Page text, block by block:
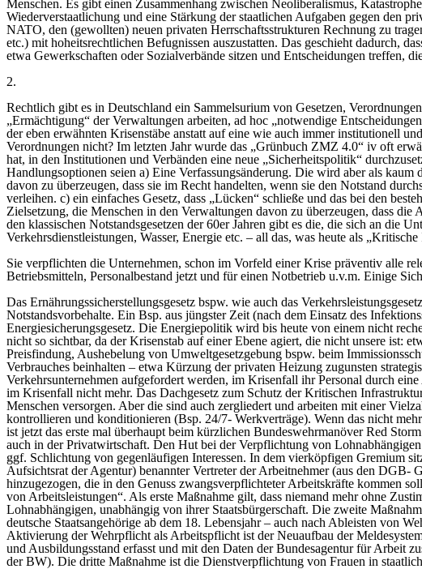
Menschen. Es gibt einen Zusammenhang zwischen Neoliberalismus,
Wiederverstaatlichung und eine Stärkung der staatlichen Aufgaben gegen den
NATO, den (gewollten) neuen privaten Herrschaftsstrukturen Rechnung zu
etc.) mit hoheitsrechtlichen Befugnissen auszustatten. Das geschieht dadurch,
etwa Gewerkschaften oder Sozialverbände sitzen und Entscheidungen treffen,
2.
Rechtlich gibt es in Deutschland ein Sammelsurium von Gesetzen,
„Ermächtigung“ der Verwaltungen arbeiten, ad hoc „notwendige
der eben erwähnten Krisenstäbe anstatt auf eine wie auch immer institutionell
Verordnungen nicht? Im letzten Jahr wurde das „Grünbuch ZMZ 4.0“ iv oft
hat, in den Institutionen und Verbänden eine neue „Sicherheitspolitik“
Handlungsoptionen seien a) Eine Verfassungsänderung. Die wird aber als
davon zu überzeugen, dass sie im Recht handelten, wenn sie den Notstand
verleihen. c) ein einfaches Gesetz, dass „Lücken“ schließe und das bei den
Zielsetzung, die Menschen in den Verwaltungen davon zu überzeugen, dass
den klassischen Notstandsgesetzen der 60er Jahren gibt es die, die sich an die
Verkehrsdienstleistungen, Wasser, Energie etc. – all das, was heute als
Sie verpflichten die Unternehmen, schon im Vorfeld einer Krise präventiv alle
Betriebsmitteln, Personalbestand jetzt und für einen Notbetrieb u.v.m. Einige
Das Ernährungssicherstellungsgesetz bspw. wie auch das
Notstandsvorbehalte. Ein Bsp. aus jüngster Zeit (nach dem Einsatz des
Energiesicherungsgesetz. Die Energiepolitik wird bis heute von einem nicht
nicht so sichtbar, da der Krisenstab auf einer Ebene agiert, die nicht unsere ist:
Preisfindung, Aushebelung von Umweltgesetzgebung bspw. beim
Verbrauches beinhalten – etwa Kürzung der privaten Heizung zugunsten
Verkehrsunternehmen aufgefordert werden, im Krisenfall ihr Personal durch
im Krisenfall nicht mehr. Das Dachgesetz zum Schutz der Kritischen
Menschen versorgen. Aber die sind auch zergliedert und arbeiten mit einer
kontrollieren und konditionieren (Bsp. 24/7- Werkverträge). Wenn das nicht
ist jetzt das erste mal überhaupt beim kürzlichen Bundeswehrmanöver Red
auch in der Privatwirtschaft. Den Hut bei der Verpflichtung von
ggf. Schlichtung von gegenläufigen Interessen. In dem vierköpfigen Gremium
Aufsichtsrat der Agentur) benannter Vertreter der Arbeitnehmer (aus den DGB-
hinzugezogen, die in den Genuss zwangsverpflichteter Arbeitskräfte kommen
von Arbeitsleistungen“. Als erste Maßnahme gilt, dass niemand mehr ohne
Lohnabhängigen, unabhängig von ihrer Staatsbürgerschaft. Die zweite
deutsche Staatsangehörige ab dem 18. Lebensjahr – auch nach Ableisten von
Aktivierung der Wehrpflicht als Arbeitspflicht ist der Neuaufbau der
und Ausbildungsstand erfasst und mit den Daten der Bundesagentur für Arbeit
der BW). Die dritte Maßnahme ist die Dienstverpflichtung von Frauen in